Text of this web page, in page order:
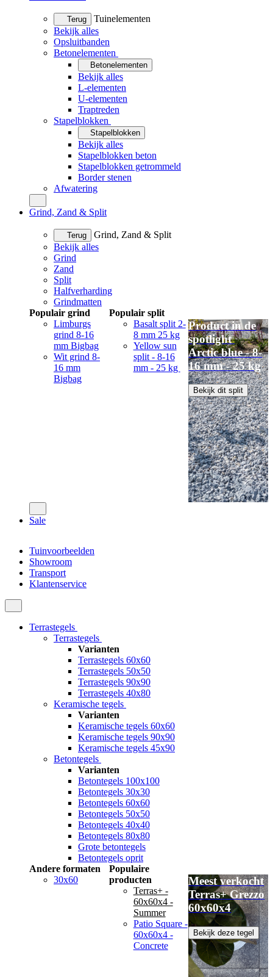
Terug
Tuinelementen
Bekijk alles
Opsluitbanden
Betonelementen
Betonelementen
Bekijk alles
L-elementen
U-elementen
Traptreden
Stapelblokken
Stapelblokken
Bekijk alles
Stapelblokken beton
Stapelblokken getrommeld
Border stenen
Afwatering
Grind, Zand & Split
Terug
Grind, Zand & Split
Bekijk alles
Grind
Zand
Split
Halfverharding
Grindmatten
Populair grind
Limburgs
grind 8-16
mm Bigbag
Wit grind 8-
16 mm
Bigbag
Populair split
Basalt split 2-
8 mm 25 kg
Yellow sun
split - 8-16
mm - 25 kg
Product in de
spotlight
Arctic blue - 8-
16 mm - 25 kg
Bekijk dit split
Sale
Tuinvoorbeelden
Showroom
Transport
Klantenservice
Terrastegels
Terrastegels
Varianten
Terrastegels 60x60
Terrastegels 50x50
Terrastegels 90x90
Terrastegels 40x80
Keramische tegels
Varianten
Keramische tegels 60x60
Keramische tegels 90x90
Keramische tegels 45x90
Betontegels
Varianten
Betontegels 100x100
Betontegels 30x30
Betontegels 60x60
Betontegels 50x50
Betontegels 40x40
Betontegels 80x80
Grote betontegels
Betontegels oprit
Andere formaten
30x60
Populaire
producten
Terras+ -
60x60x4 -
Summer
Patio Square -
60x60x4 -
Concrete
Meest verkocht
Terras+ Grezzo
60x60x4
Bekijk deze tegel